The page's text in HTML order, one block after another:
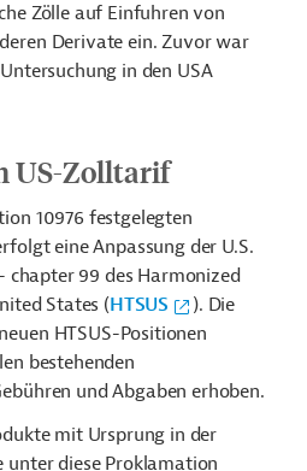
Zölle auf Einfuhren von
Derivate ein. Zuvor war
in den USA
US-Zolltarif
10976 festgelegten
eine Anpassung der U.S.
chapter 99 des Harmonized
States (HTSUS
). Die
HTSUS-Positionen
bestehenden
und Abgaben erhoben.
mit Ursprung in der
unter diese Proklamation